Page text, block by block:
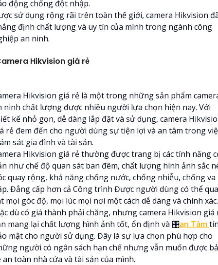
động chống đột nhập.
sử dụng rộng rãi trên toàn thế giới, camera Hikvision
định chất lượng và uy tín của mình trong ngành công
an ninh.
Hikvision giá rẻ
Hikvision giá rẻ là một trong những sản phẩm
ninh chất lượng được nhiều người lựa chọn hiện nay. Với
kế nhỏ gọn, dễ dàng lắp đặt và sử dụng, camera
rẻ đem đến cho người dùng sự tiện lợi và an tâm trong
sát gia đình và tài sản.
Hikvision giá rẻ thường được trang bị các tính năng
như chế độ quan sát ban đêm, chất lượng hình ảnh sắc
quay rộng, khả năng chống nước, chống nhiễu, chống va
Đẳng cấp hơn cả Công trình Được người dùng có thể
mọi góc độ, mọi lúc mọi nơi một cách dễ dàng và chính xác.
dù có giá thành phải chăng, nhưng camera Hikvision giá
mang lại chất lượng hình ảnh tốt, ổn định và 🎛an Tâm
mật cho người sử dụng. Đây là sự lựa chọn phù hợp cho
người có ngân sách hạn chế nhưng vẫn muốn được
an toàn nhà cửa và tài sản của mình.